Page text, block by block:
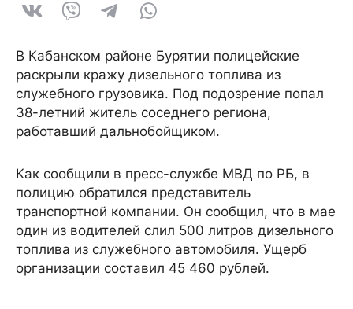
В Кабанском районе Бурятии полицейские
раскрыли кражу дизельного топлива из
служебного грузовика. Под подозрение попал
38-летний житель соседнего региона,
работавший дальнобойщиком.
Как сообщили в пресс-службе МВД по РБ, в
полицию обратился представитель
транспортной компании. Он сообщил, что в мае
один из водителей слил 500 литров дизельного
топлива из служебного автомобиля. Ущерб
организации составил 45 460 рублей.